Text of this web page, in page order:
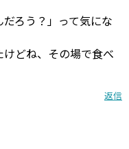
ろう？」って気にな
どね、その場で食べ
返信